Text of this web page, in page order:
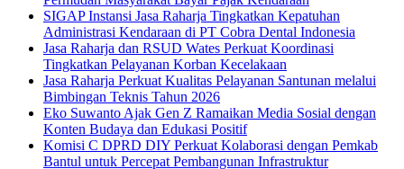
SIGAP Instansi Jasa Raharja Tingkatkan Kepatuhan
Administrasi Kendaraan di PT Cobra Dental Indonesia
Jasa Raharja dan RSUD Wates Perkuat Koordinasi
Tingkatkan Pelayanan Korban Kecelakaan
Jasa Raharja Perkuat Kualitas Pelayanan Santunan melalui
Bimbingan Teknis Tahun 2026
Eko Suwanto Ajak Gen Z Ramaikan Media Sosial dengan
Konten Budaya dan Edukasi Positif
Komisi C DPRD DIY Perkuat Kolaborasi dengan Pemkab
Bantul untuk Percepat Pembangunan Infrastruktur